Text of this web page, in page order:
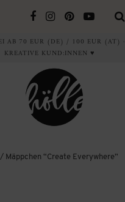
AB 70 EUR (DE) / 100 EUR (AT)
KREATIVE KUND:INNEN ♥
/ Mäppchen “Create Everywhere”